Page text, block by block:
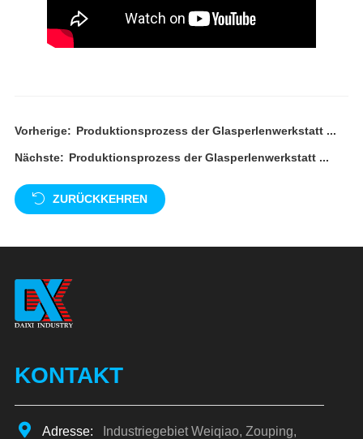
Vorherige: Produktionsprozess der Glasperlenwerkstatt ...
Nächste: Produktionsprozess der Glasperlenwerkstatt ...
ZURÜCKKEHREN
KONTAKT
Adresse:
Industriegebiet Weiqiao, Zouping,